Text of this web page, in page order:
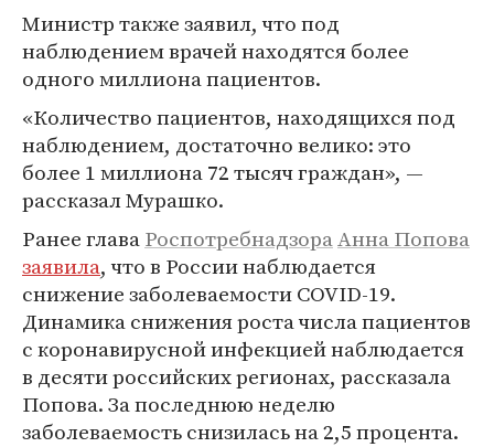
Министр также заявил, что под
наблюдением врачей находятся более
одного миллиона пациентов.
«Количество пациентов, находящихся под
наблюдением, достаточно велико: это
более 1 миллиона 72 тысяч граждан», —
рассказал Мурашко.
Ранее главаРоспотребнадзораАнна Попова
заявила, что в России наблюдается
снижение заболеваемости COVID-19.
Динамика снижения роста числа пациентов
с коронавирусной инфекцией наблюдается
в десяти российских регионах, рассказала
Попова. За последнюю неделю
заболеваемость снизилась на 2,5 процента.